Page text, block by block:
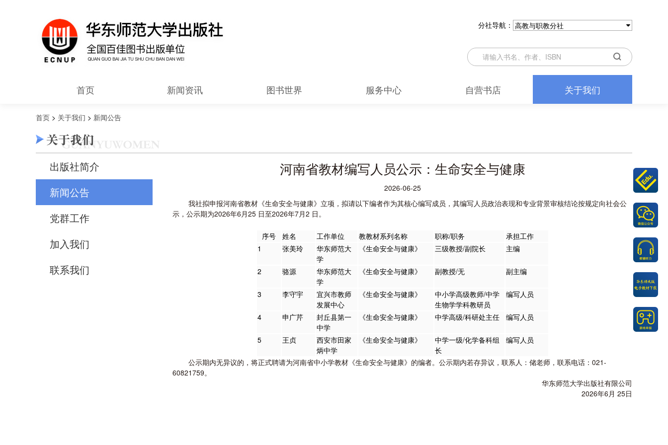
分社导航： 高教与职教分社
首页 新闻资讯 图书世界 服务中心 自营书店 关于我们
首页 > 关于我们 > 新闻公告
出版社简介
新闻公告
党群工作
加入我们
联系我们
河南省教材编写人员公示：生命安全与健康
2026-06-25
我社拟申报河南省教材《生命安全与健康》立项，拟请以下编者作为其核心编写成员，其编写人员政治表现和专业背景审核结论按规定向社会公
示，公示期为2026年6月25 日至2026年7月2 日。
序号 姓名 工作单位 教教材系列名称 职称/职务
承担工作
1
张美玲
华东师范大
学
《生命安全与健康》 三级教授/副院长 主编
2 骆源
华东师范大
学
《生命安全与健康》 副教授/无 副主编
3 李守宇
宜兴市教师
发展中心
《生命安全与健康》
中小学高级教师/中学
生物学学科教研员
编写人员
4 申广芹
封丘县第一
中学
《生命安全与健康》 中学高级/科研处主任 编写人员
5 王贞
西安市田家
炳中学
《生命安全与健康》
中学一级/化学备科组
长
编写人员
公示期内无异议的，将正式聘请为河南省中小学教材《生命安全与健康》的编者。公示期内若存异议，联系人：储老师，联系电话：021-
60821759。
华东师范大学出版社有限公司
2026年6月 25日